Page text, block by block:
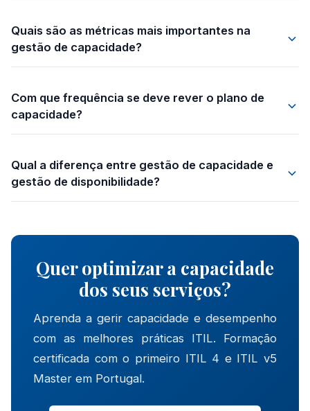
Quais são as métricas mais importantes na
gestão de capacidade?
Com que frequência se deve rever o plano de
capacidade?
Qual a diferença entre gestão de capacidade e
gestão de disponibilidade?
Quer optimizar a capacidade
dos seus serviços?
Aprenda a gerir capacidade e desempenho
com as melhores práticas ITIL. Formação
certificada com o primeiro ITIL 4 e ITIL v5
Master em Portugal.